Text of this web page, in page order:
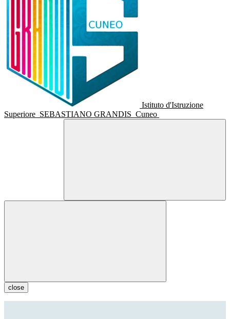
Istituto d'Istruzione
Superiore SEBASTIANO GRANDIS Cuneo
close